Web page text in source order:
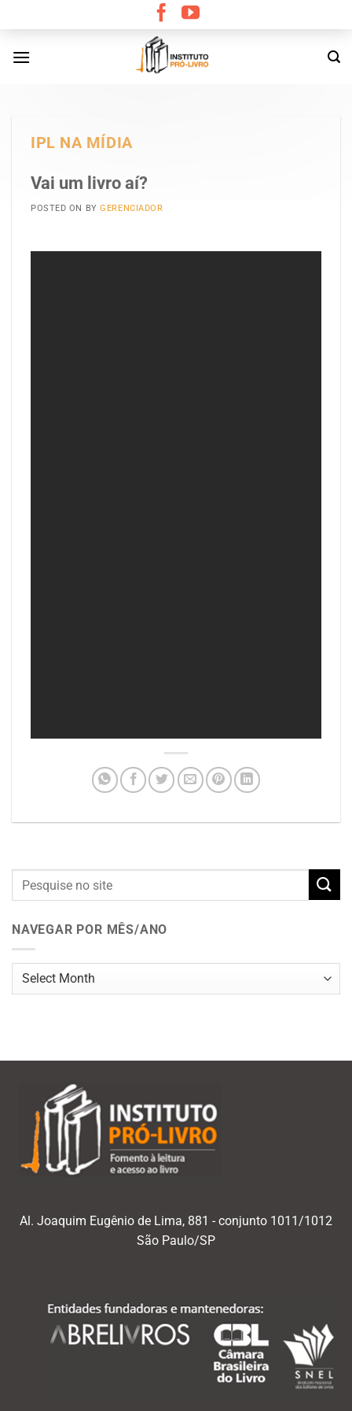
content
IPL NA MÍDIA
Vai um livro aí?
POSTED ON BYGERENCIADOR
NAVEGAR POR MÊS/ANO
Navegar
Al. Joaquim Eugênio de Lima, 881 - conjunto 1011/1012
São Paulo/SP